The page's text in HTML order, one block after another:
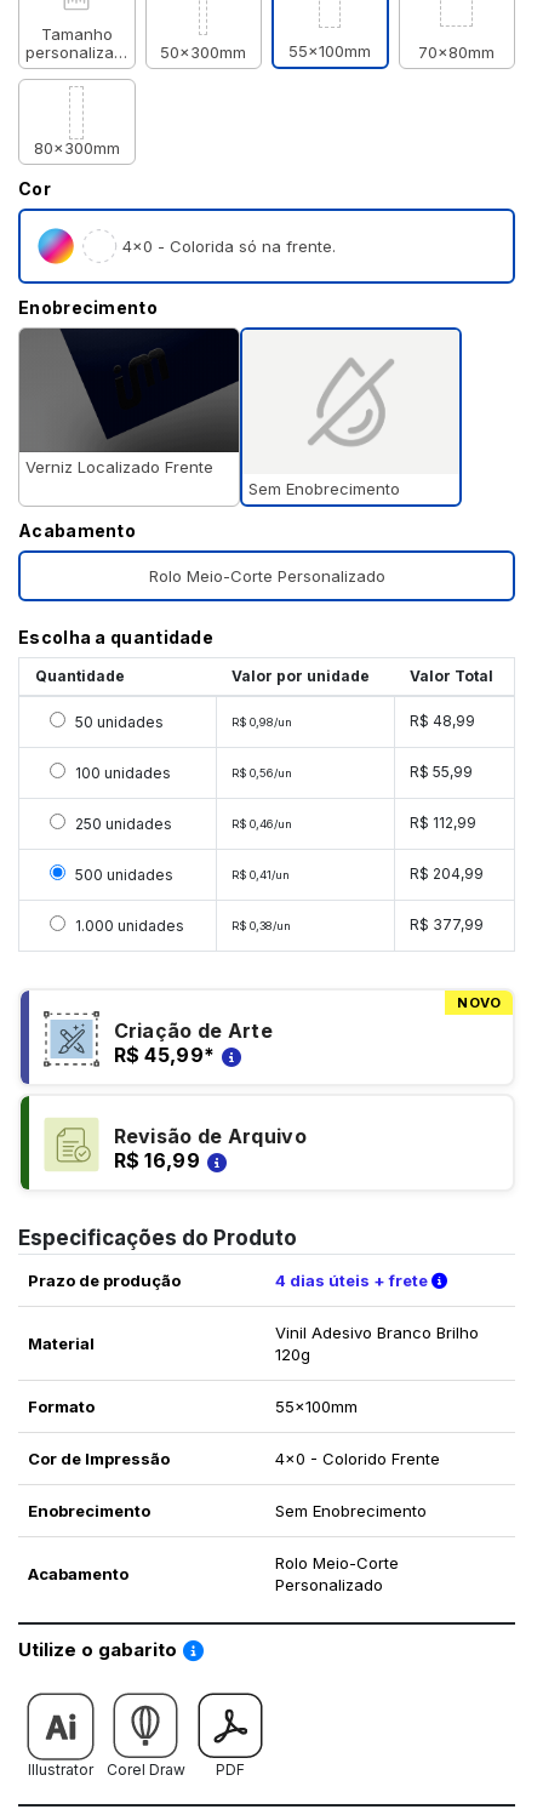
Tamanho
personalizado
50x300mm 55x100mm 70x80mm
80x300mm
Cor
4×0 - Colorida só na frente.
Enobrecimento
Verniz Localizado Frente
Sem Enobrecimento
Acabamento
Rolo Meio-Corte Personalizado
Escolha a quantidade
Quantidade Valor por unidade Valor Total
Selecionar 50 unidades
50 unidades R$ 0,98/un R$ 48,99
Selecionar 100 unidades
100 unidades R$ 0,56/un R$ 55,99
Selecionar 250 unidades
250 unidades R$ 0,46/un R$ 112,99
Selecionar 500 unidades
500 unidades R$ 0,41/un R$ 204,99
Selecionar 1000 unidades
1.000 unidades R$ 0,38/un R$ 377,99
NOVO
Criação de Arte
R$ 45,99*
Revisão de Arquivo
R$ 16,99
Especificações do Produto
Prazo de produção 4 dias úteis + frete Verifique
Material
Vinil Adesivo Branco Brilho
120g
Formato 55x100mm
Cor de Impressão 4x0 - Colorido Frente
Enobrecimento Sem Enobrecimento
Acabamento
Rolo Meio-Corte
Personalizado
Utilize o gabarito Saiba como utilizar os nossos gabaritos
Illustrator Corel Draw PDF